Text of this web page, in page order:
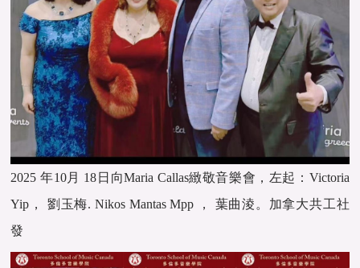
2025 年10月 18日向Maria Callas緻敬音樂會，左起：Victoria
Yip， 劉玉梅. Nikos Mantas Mpp ， 葉曲淩。加拿大共工社
發